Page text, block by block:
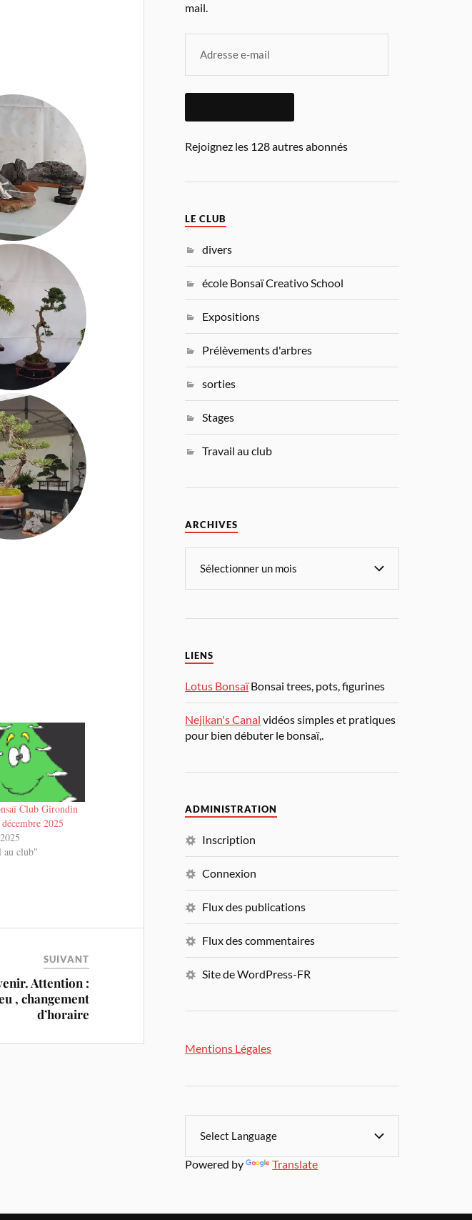
Club Girondin
2025
au club"
SUIVANT
Attention :
, changement
d’horaire
mail.
Rejoignez les 128 autres abonnés
LE CLUB
divers
école Bonsaï Creativo School
Expositions
Prélèvements d'arbres
sorties
Stages
Travail au club
ARCHIVES
LIENS
Lotus BonsaïBonsai trees, pots, figurines
Nejikan's Canal vidéos simples et pratiques
pour bien débuter le bonsaï,.
ADMINISTRATION
Inscription
Connexion
Flux des publications
Flux des commentaires
Site de WordPress-FR
Mentions Légales
Powered by Translate